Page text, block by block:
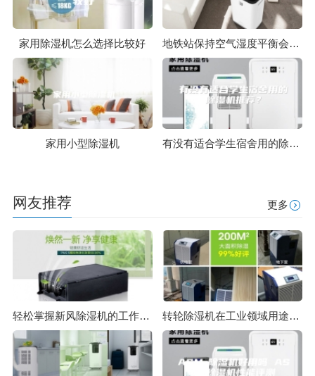
家用除湿机怎么选择比较好 地铁站保持空气湿度平衡会依赖除湿机吗
家用小型除湿机 有没有适合学生宿舍用的除湿机推荐？
网友推荐 更多
轻松掌握新风除湿机的工作原理和故障调查。 转轮除湿机在工业领域用途有哪些？